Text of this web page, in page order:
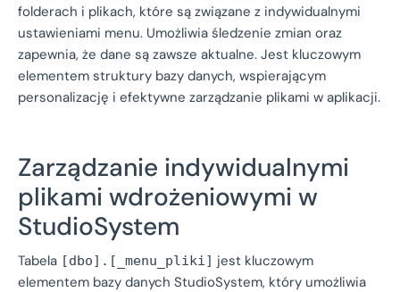
folderach i plikach, które są związane z indywidualnymi
ustawieniami menu. Umożliwia śledzenie zmian oraz
zapewnia, że dane są zawsze aktualne. Jest kluczowym
elementem struktury bazy danych, wspierającym
personalizację i efektywne zarządzanie plikami w aplikacji.
Zarządzanie indywidualnymi
plikami wdrożeniowymi w
StudioSystem
Tabela [dbo].[_menu_pliki] jest kluczowym
elementem bazy danych StudioSystem, który umożliwia